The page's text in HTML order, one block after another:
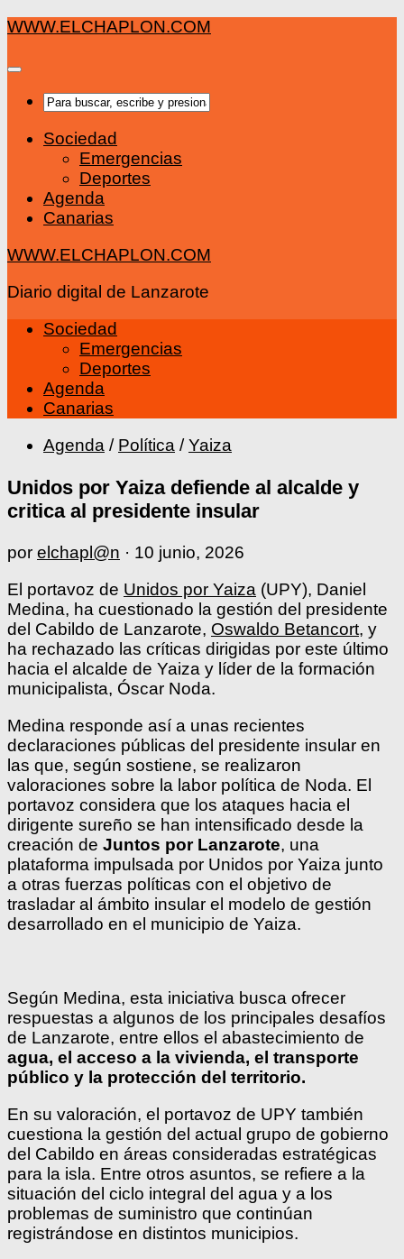
Saltar
contenido
WWW.ELCHAPLON.COM
Sociedad
Emergencias
Deportes
Agenda
Canarias
WWW.ELCHAPLON.COM
Diario digital de Lanzarote
Sociedad
Emergencias
Deportes
Agenda
Canarias
Agenda / Política / Yaiza
Unidos por Yaiza defiende al alcalde y
critica al presidente insular
por elchapl@n · 10 junio, 2026
El portavoz de Unidos por Yaiza (UPY), Daniel
Medina, ha cuestionado la gestión del presidente
del Cabildo de Lanzarote, Oswaldo Betancort, y
ha rechazado las críticas dirigidas por este último
hacia el alcalde de Yaiza y líder de la formación
municipalista, Óscar Noda.
Medina responde así a unas recientes
declaraciones públicas del presidente insular en
las que, según sostiene, se realizaron
valoraciones sobre la labor política de Noda. El
portavoz considera que los ataques hacia el
dirigente sureño se han intensificado desde la
creación de Juntos por Lanzarote, una
plataforma impulsada por Unidos por Yaiza junto
a otras fuerzas políticas con el objetivo de
trasladar al ámbito insular el modelo de gestión
desarrollado en el municipio de Yaiza.
Según Medina, esta iniciativa busca ofrecer
respuestas a algunos de los principales desafíos
de Lanzarote, entre ellos el abastecimiento de
agua, el acceso a la vivienda, el transporte
público y la protección del territorio.
En su valoración, el portavoz de UPY también
cuestiona la gestión del actual grupo de gobierno
del Cabildo en áreas consideradas estratégicas
para la isla. Entre otros asuntos, se refiere a la
situación del ciclo integral del agua y a los
problemas de suministro que continúan
registrándose en distintos municipios.